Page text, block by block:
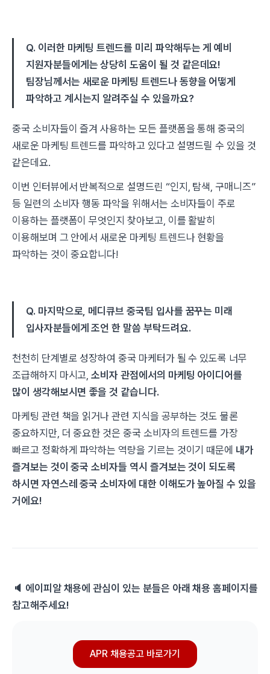
Q. 이러한 마케팅 트렌드를 미리 파악해두는 게 예비
지원자분들에게는 상당히 도움이 될 것 같은데요!
팀장님께서는 새로운 마케팅 트렌드나 동향을 어떻게
파악하고 계시는지 알려주실 수 있을까요?
중국 소비자들이 즐겨 사용하는 모든 플랫폼을 통해 중국의
새로운 마케팅 트렌드를 파악하고 있다고 설명드릴 수 있을 것
같은데요.
이번 인터뷰에서 반복적으로 설명드린 “인지, 탐색, 구매니즈”
등 일련의 소비자 행동 파악을 위해서는 소비자들이 주로
이용하는 플랫폼이 무엇인지 찾아보고, 이를 활발히
이용해보며 그 안에서 새로운 마케팅 트렌드나 현황을
파악하는 것이 중요합니다!
Q. 마지막으로, 메디큐브 중국팀 입사를 꿈꾸는 미래
입사자분들에게 조언 한 말씀 부탁드려요.
천천히 단계별로 성장하여 중국 마케터가 될 수 있도록 너무
조급해하지 마시고,소비자 관점에서의 마케팅 아이디어를
많이 생각해보시면 좋을 것 같습니다.
마케팅 관련 책을 읽거나 관련 지식을 공부하는 것도 물론
중요하지만, 더 중요한 것은 중국 소비자의 트렌드를 가장
빠르고 정확하게 파악하는 역량을 기르는 것이기 때문에 내가
즐겨보는 것이 중국 소비자들 역시 즐겨보는 것이 되도록
하시면 자연스레 중국 소비자에 대한 이해도가 높아질 수 있을
거에요!
🔈 에이피알 채용에 관심이 있는 분들은 아래 채용 홈페이지를
참고해주세요!
APR 채용공고 바로가기